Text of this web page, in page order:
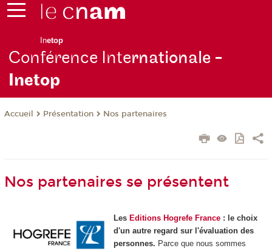
Inetop
Conférence Internationale -
Inetop
Accueil Présentation Nos partenaires
Nos partenaires se présentent
Les Editions Hogrefe France : le choix
d'un autre regard sur l'évaluation des
personnes. Parce que nous sommes